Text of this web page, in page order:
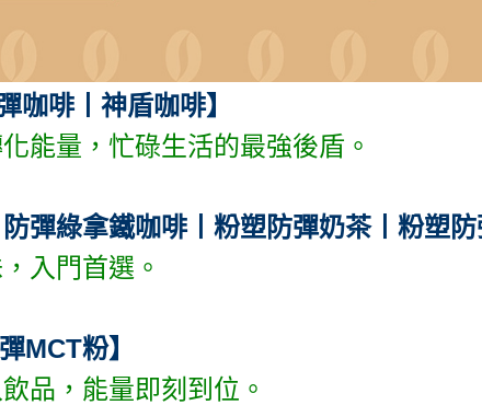
咖啡丨神盾咖啡】
能量，忙碌生活的最強後盾。
彈綠拿鐵咖啡丨粉塑防彈奶茶丨粉塑
入門首選。
MCT粉】
品，能量即刻到位。